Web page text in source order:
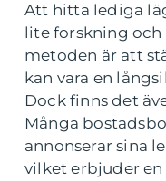
Att hitta lediga
lite forskning
metoden är att
kan vara en
Dock finns det
Många
annonserar sina
vilket erbjuder